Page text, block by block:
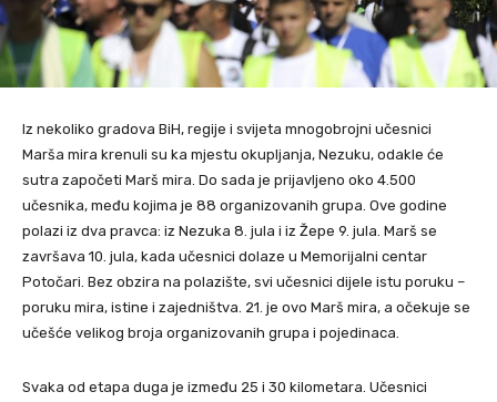
Iz nekoliko gradova BiH, regije i svijeta mnogobrojni učesnici
Marša mira krenuli su ka mjestu okupljanja, Nezuku, odakle će
sutra započeti Marš mira. Do sada je prijavljeno oko 4.500
učesnika, među kojima je 88 organizovanih grupa. Ove godine
polazi iz dva pravca: iz Nezuka 8. jula i iz Žepe 9. jula. Marš se
završava 10. jula, kada učesnici dolaze u Memorijalni centar
Potočari. Bez obzira na polazište, svi učesnici dijele istu poruku –
poruku mira, istine i zajedništva. 21. je ovo Marš mira, a očekuje se
učešće velikog broja organizovanih grupa i pojedinaca.
Svaka od etapa duga je između 25 i 30 kilometara. Učesnici